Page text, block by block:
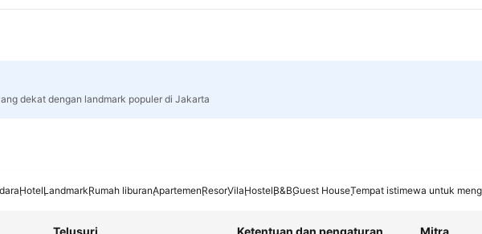
dekat dengan landmark populer di Jakarta
HotelLandmarkRumah liburanApartemenResorVilaHostelB&BGuest HouseTempat istimewa untuk
Telusuri
Ketentuan dan pengaturan
Mitra